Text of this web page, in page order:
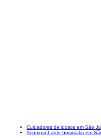
Cuidadores de idosos em São
Acompanhante hospitalar em